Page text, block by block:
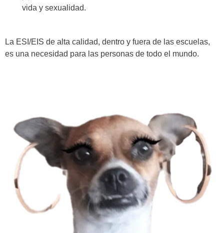
vida y sexualidad.
La ESI/EIS de alta calidad, dentro y fuera de las escuelas,
es una necesidad para las personas de todo el mundo.